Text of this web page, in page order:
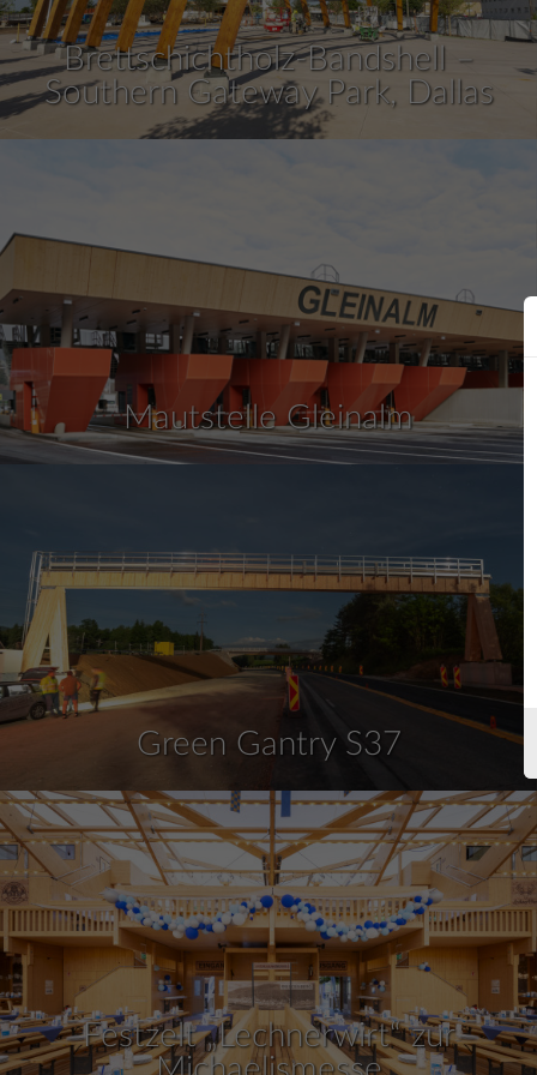
Brettschichtholz-Bandshell –
Southern Gateway Park, Dallas
Mautstelle Gleinalm
Green Gantry S37
Festzelt „Lechnerwirt“ zur